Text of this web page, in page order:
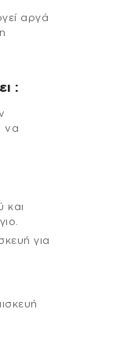
αργά
:
να
και
για